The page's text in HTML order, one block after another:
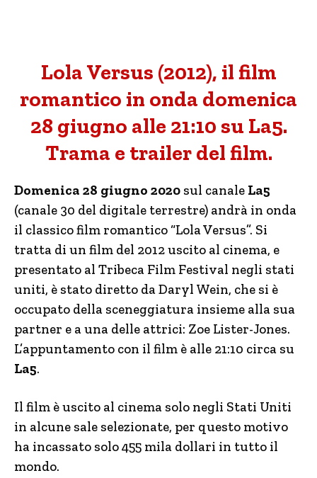
Lola Versus (2012), il film
romantico in onda domenica
28 giugno alle 21:10 su La5.
Trama e trailer del film.
Domenica 28 giugno 2020 sul canale La5
(canale 30 del digitale terrestre) andrà in onda
il classico film romantico “Lola Versus”. Si
tratta di un film del 2012 uscito al cinema, e
presentato al Tribeca Film Festival negli stati
uniti, è stato diretto da Daryl Wein, che si è
occupato della sceneggiatura insieme alla sua
partner e a una delle attrici: Zoe Lister-Jones.
L’appuntamento con il film è alle 21:10 circa su
La5.
Il film è uscito al cinema solo negli Stati Uniti
in alcune sale selezionate, per questo motivo
ha incassato solo 455 mila dollari in tutto il
mondo.